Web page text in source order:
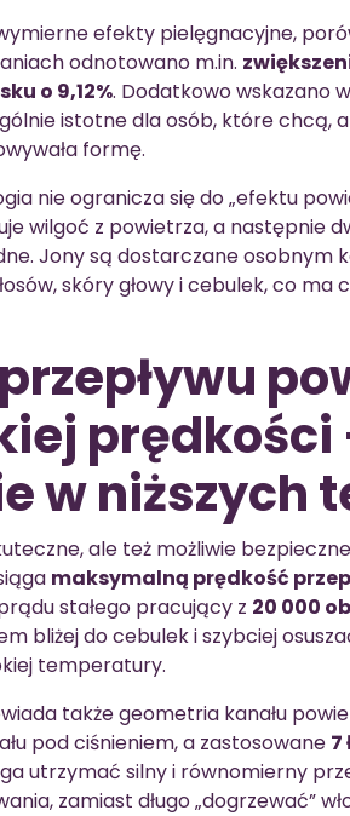
efekty pielęgnacyjne,
odnotowano m.in.
o 9,12%. Dodatkowo wskazano
istotne dla osób, które chcą,
formę.
nie ogranicza się do „efektu
wilgoć z powietrza, a następnie
Jony są dostarczane osobnym
skóry głowy i cebulek, co
prędkości
w niższych
ale też możliwie
maksymalną prędkość
stałego pracujący z 20 000
bliżej do cebulek i szybciej
temperatury.
także geometria kanału
pod ciśnieniem, a zastosowane 7
utrzymać silny i równomierny
zamiast długo „dogrzewać”